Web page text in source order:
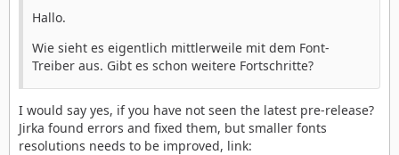
Hallo.
Wie sieht es eigentlich mittlerweile mit dem Font-
Treiber aus. Gibt es schon weitere Fortschritte?
I would say yes, if you have not seen the latest pre-release?
Jirka found errors and fixed them, but smaller fonts
resolutions needs to be improved, link: